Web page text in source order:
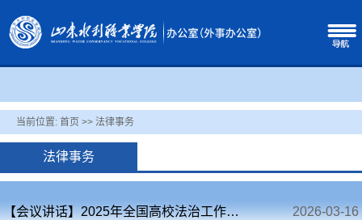
当前位置: 首页 >> 法律事务
法律事务
【会议讲话】2025年全国高校法治工作会议召开 2026-03-16